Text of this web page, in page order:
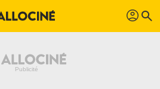
profil search